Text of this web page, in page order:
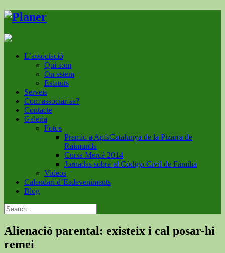
L’associació
Qui som
On estem
Estatuts
Serveis
Com associar-se?
Contacte
Galeria
Fotos
Premio a ApfsCatalunya de la Pizarra de
Raimunda
Cursa Mercé 2014
Jornadas sobre el Código Civil de Familia
Videos
Calendari d’Esdeveniments
Blog
Alienació parental: existeix i cal posar-hi
remei